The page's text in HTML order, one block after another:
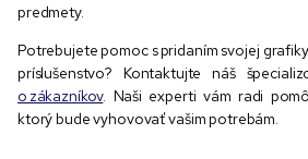
predmety.
Potrebujete pomoc s pridaním svojej
príslušenstvo? Kontaktujte náš
o zákazníkov. Naši experti vám radi
ktorý bude vyhovovať vašim potrebám.